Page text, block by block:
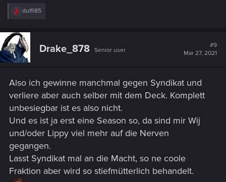
R
c
t
o
:
duffi85
Drake_878 Senior user
#9
Mar 27, 2021
Also ich gewinne manchmal gegen Syndikat und
verliere aber auch selber mit dem Deck. Komplett
unbesiegbar ist es also nicht.
Und es ist ja erst eine Season so, da sind mir Wij
und/oder Lippy viel mehr auf die Nerven
gegangen.
Lasst Syndikat mal an die Macht, so ne coole
Fraktion aber wird so stiefmütterlich behandelt.